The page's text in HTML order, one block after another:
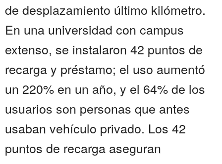
de desplazamiento último kilómetro.
En una universidad con campus
extenso, se instalaron 42 puntos de
recarga y préstamo; el uso aumentó
un 220% en un año, y el 64% de los
usuarios son personas que antes
usaban vehículo privado. Los 42
puntos de recarga aseguran